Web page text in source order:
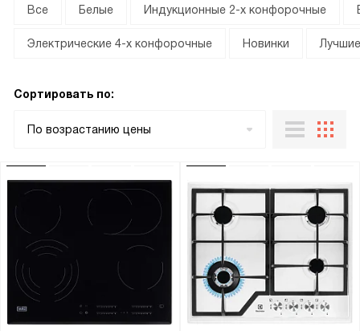
Все Белые Индукционные 2-х конфорочные
Электрические 4-х конфорочные Новинки Лучшие
Сортировать по:
По возрастанию цены